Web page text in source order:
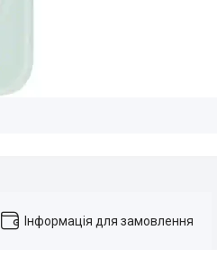
Інформація для замовлення